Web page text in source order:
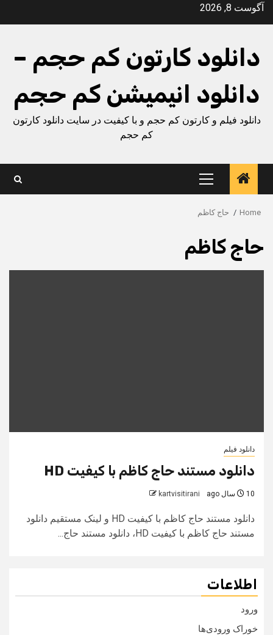
Skipآگوست 8, 2026
دانلود کارتون کم حجم –
دانلود انیمیشن کم حجم
دانلود فیلم و کارتون کم حجم و با کیفیت در سایت دانلود کارتون
کم حجم
Primary
Menu
Home حاج کاظم
حاج کاظم
دانلود فیلم
دانلود مستند حاج کاظم با کیفیت HD
10 سال ago kartvisitirani
دانلود مستند حاج کاظم با کیفیت HD و لینک مستقیم دانلود
مستند حاج کاظم با کیفیت HD، دانلود مستند حاج...
اطلاعات
ورود
خوراک ورودی‌ها